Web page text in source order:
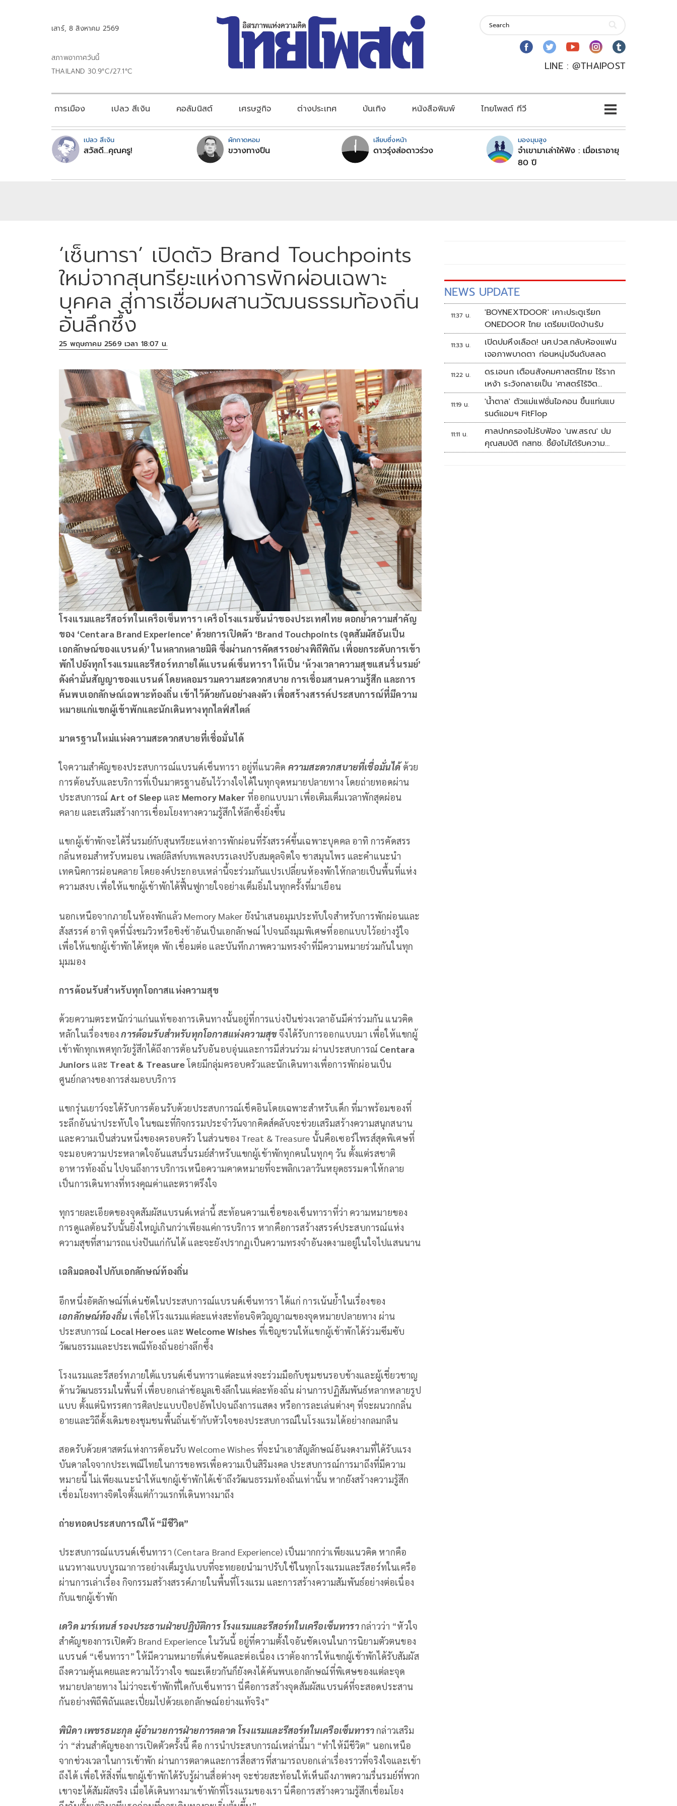
เสาร์, 8 สิงหาคม 2569
สภาพอากาศวันนี้
THAILAND 30.9°C/27.1°C
LINE : @THAIPOST
การเมือง เปลว สีเงิน คอลัมนิสต์ เศรษฐกิจ ต่างประเทศ บันเทิง หนังสือพิมพ์ ไทยโพสต์ ทีวี
เปลว สีเงิน
สวัสดี...คุณครู!
ผักกาดหอม
ขวางทางปืน
เสียบซึ่งหน้า
ดาวรุ่งส่อดาวร่วง
มองมุมสูง
จำเขามาเล่าให้ฟัง : เมื่อเราอายุ
80 ปี
‘เซ็นทารา’ เปิดตัว Brand Touchpoints
ใหม่จากสุนทรียะแห่งการพักผ่อนเฉพาะ
บุคคล สู่การเชื่อมผสานวัฒนธรรมท้องถิ่น
อันลึกซึ้ง
25 พฤษภาคม 2569 เวลา 18:07 น.
โรงแรมและรีสอร์ทในเครือเซ็นทารา เครือโรงแรมชั้นนำของประเทศไทย ตอกย้ำความสำคัญ
ของ ‘Centara Brand Experience’ ด้วยการเปิดตัว ‘Brand Touchpoints (จุดสัมผัสอันเป็น
เอกลักษณ์ของแบรนด์)’ ในหลากหลายมิติ ซึ่งผ่านการคัดสรรอย่างพิถีพิถัน เพื่อยกระดับการเข้า
พักไปยังทุกโรงแรมและรีสอร์ทภายใต้แบรนด์เซ็นทารา ให้เป็น ‘ห้วงเวลาความสุขแสนรื่นรมย์’
ดังคำมั่นสัญญาของแบรนด์ โดยหลอมรวมความสะดวกสบาย การเชื่อมสานความรู้สึก และการ
ค้นพบเอกลักษณ์เฉพาะท้องถิ่น เข้าไว้ด้วยกันอย่างลงตัว เพื่อสร้างสรรค์ประสบการณ์ที่มีความ
หมายแก่แขกผู้เข้าพักและนักเดินทางทุกไลฟ์สไตล์
มาตรฐานใหม่แห่งความสะดวกสบายที่เชื่อมั่นได้
ใจความสำคัญของประสบการณ์แบรนด์เซ็นทารา อยู่ที่แนวคิด ความสะดวกสบายที่เชื่อมั่นได้ด้วย
การต้อนรับและบริการที่เป็นมาตรฐานอันไว้วางใจได้ในทุกจุดหมายปลายทาง โดยถ่ายทอดผ่าน
ประสบการณ์ Art of Sleepและ Memory Maker ที่ออกแบบมา เพื่อเติมเต็มเวลาพักสุดผ่อน
คลาย และเสริมสร้างการเชื่อมโยงทางความรู้สึกให้ลึกซึ้งยิ่งขึ้น
แขกผู้เข้าพักจะได้รื่นรมย์กับสุนทรียะแห่งการพักผ่อนที่รังสรรค์ขึ้นเฉพาะบุคคล อาทิ การคัดสรร
กลิ่นหอมสำหรับหมอน เพลย์ลิสท์บทเพลงบรรเลงปรับสมดุลจิตใจ ชาสมุนไพร และคำแนะนำ
เทคนิคการผ่อนคลาย โดยองค์ประกอบเหล่านี้จะร่วมกันแปรเปลี่ยนห้องพักให้กลายเป็นพื้นที่แห่ง
ความสงบ เพื่อให้แขกผู้เข้าพักได้ฟื้นฟูกายใจอย่างเต็มอิ่มในทุกครั้งที่มาเยือน
นอกเหนือจากภายในห้องพักแล้ว Memory Maker ยังนำเสนอมุมประทับใจสำหรับการพักผ่อนและ
สังสรรค์ อาทิ จุดที่นั่งชมวิวหรือชิงช้าอันเป็นเอกลักษณ์ ไปจนถึงมุมพิเศษที่ออกแบบไว้อย่างรู้ใจ
เพื่อให้แขกผู้เข้าพักได้หยุด พัก เชื่อมต่อ และบันทึกภาพความทรงจำที่มีความหมายร่วมกันในทุก
มุมมอง
การต้อนรับสำหรับทุกโอกาสแห่งความสุข
ด้วยความตระหนักว่าแก่นแท้ของการเดินทางนั้นอยู่ที่การแบ่งปันช่วงเวลาอันมีค่าร่วมกัน แนวคิด
หลักในเรื่องของการต้อนรับสำหรับทุกโอกาสแห่งความสุข จึงได้รับการออกแบบมา เพื่อให้แขกผู้
เข้าพักทุกเพศทุกวัยรู้สึกได้ถึงการต้อนรับอันอบอุ่นและการมีส่วนร่วม ผ่านประสบการณ์ Centara
Juniors และ Treat & Treasureโดยมีกลุ่มครอบครัวและนักเดินทางเพื่อการพักผ่อนเป็น
ศูนย์กลางของการส่งมอบบริการ
แขกรุ่นเยาว์จะได้รับการต้อนรับด้วยประสบการณ์เช็คอินโดยเฉพาะสำหรับเด็ก ที่มาพร้อมของที่
ระลึกอันน่าประทับใจ ในขณะที่กิจกรรมประจำวันจากคิดส์คลับจะช่วยเสริมสร้างความสนุกสนาน
และความเป็นส่วนหนึ่งของครอบครัว ในส่วนของ Treat & Treasure นั้นคือเซอร์ไพรส์สุดพิเศษที่
จะมอบความประหลาดใจอันแสนรื่นรมย์สำหรับแขกผู้เข้าพักทุกคนในทุกๆ วัน ตั้งแต่รสชาติ
อาหารท้องถิ่น ไปจนถึงการบริการเหนือความคาดหมายที่จะพลิกเวลาวันหยุดธรรมดาให้กลาย
เป็นการเดินทางที่ทรงคุณค่าและตราตรึงใจ
ทุกรายละเอียดของจุดสัมผัสแบรนด์เหล่านี้ สะท้อนความเชื่อของเซ็นทาราที่ว่า ความหมายของ
การดูแลต้อนรับนั้นยิ่งใหญ่เกินกว่าเพียงแค่การบริการ หากคือการสร้างสรรค์ประสบการณ์แห่ง
ความสุขที่สามารถแบ่งปันแก่กันได้ และจะยังปรากฏเป็นความทรงจำอันงดงามอยู่ในใจไปแสนนาน
เฉลิมฉลองไปกับเอกลักษณ์ท้องถิ่น
อีกหนึ่งอัตลักษณ์ที่เด่นชัดในประสบการณ์แบรนด์เซ็นทารา ได้แก่ การเน้นย้ำในเรื่องของ
เอกลักษณ์ท้องถิ่น เพื่อให้โรงแรมแต่ละแห่งสะท้อนจิตวิญญาณของจุดหมายปลายทาง ผ่าน
ประสบการณ์ Local Heroesและ Welcome Wishes ที่เชิญชวนให้แขกผู้เข้าพักได้ร่วมซึมซับ
วัฒนธรรมและประเพณีท้องถิ่นอย่างลึกซึ้ง
โรงแรมและรีสอร์ทภายใต้แบรนด์เซ็นทาราแต่ละแห่งจะร่วมมือกับชุมชนรอบข้างและผู้เชี่ยวชาญ
ด้านวัฒนธรรมในพื้นที่ เพื่อบอกเล่าข้อมูลเชิงลึกในแต่ละท้องถิ่น ผ่านการปฏิสัมพันธ์หลากหลายรูป
แบบ ตั้งแต่นิทรรศการศิลปะแบบป๊อปอัพไปจนถึงการแสดง หรือการละเล่นต่างๆ ที่จะผนวกกลิ่น
อายและวิถีดั้งเดิมของชุมชนพื้นถิ่นเข้ากับหัวใจของประสบการณ์ในโรงแรมได้อย่างกลมกลืน
สอดรับด้วยศาสตร์แห่งการต้อนรับ Welcome Wishes ที่จะนำเอาสัญลักษณ์อันงดงามที่ได้รับแรง
บันดาลใจจากประเพณีไทยในการขอพรเพื่อความเป็นสิริมงคล ประสบการณ์การมาถึงที่มีความ
หมายนี้ ไม่เพียงแนะนำให้แขกผู้เข้าพักได้เข้าถึงวัฒนธรรมท้องถิ่นเท่านั้น หากยังสร้างความรู้สึก
เชื่อมโยงทางจิตใจตั้งแต่ก้าวแรกที่เดินทางมาถึง
ถ่ายทอดประสบการณ์ให้ “มีชีวิต”
ประสบการณ์แบรนด์เซ็นทารา (Centara Brand Experience) เป็นมากกว่าเพียงแนวคิด หากคือ
แนวทางแบบบูรณาการอย่างเต็มรูปแบบที่จะทยอยนำมาปรับใช้ในทุกโรงแรมและรีสอร์ทในเครือ
ผ่านการเล่าเรื่อง กิจกรรมสร้างสรรค์ภายในพื้นที่โรงแรม และการสร้างความสัมพันธ์อย่างต่อเนื่อง
กับแขกผู้เข้าพัก
เดวิด มาร์เทนส์ รองประธานฝ่ายปฏิบัติการ โรงแรมและรีสอร์ทในเครือเซ็นทารากล่าวว่า “หัวใจ
สำคัญของการเปิดตัว Brand Experience ในวันนี้ อยู่ที่ความตั้งใจอันชัดเจนในการนิยามตัวตนของ
แบรนด์ “เซ็นทารา” ให้มีความหมายที่เด่นชัดและต่อเนื่อง เราต้องการให้แขกผู้เข้าพักได้รับสัมผัส
ถึงความคุ้นเคยและความไว้วางใจ ขณะเดียวกันก็ยังคงได้ค้นพบเอกลักษณ์ที่พิเศษของแต่ละจุด
หมายปลายทาง ไม่ว่าจะเข้าพักที่ใดกับเซ็นทารา นี่คือการสร้างจุดสัมผัสแบรนด์ที่จะสอดประสาน
กันอย่างพิถีพิถันและเปี่ยมไปด้วยเอกลักษณ์อย่างแท้จริง”
พินิดา เพชรธนะกุล ผู้อำนวยการฝ่ายการตลาด โรงแรมและรีสอร์ทในเครือเซ็นทารากล่าวเสริม
ว่า “ส่วนสำคัญของการเปิดตัวครั้งนี้ คือ การนำประสบการณ์เหล่านี้มา “ทำให้มีชีวิต” นอกเหนือ
จากช่วงเวลาในการเข้าพัก ผ่านการตลาดและการสื่อสารที่สามารถบอกเล่าเรื่องราวที่จริงใจและเข้า
ถึงได้ เพื่อให้สิ่งที่แขกผู้เข้าพักได้รับรู้ผ่านสื่อต่างๆ จะช่วยสะท้อนให้เห็นถึงภาพความรื่นรมย์ที่พวก
เขาจะได้สัมผัสจริง เมื่อได้เดินทางมาเข้าพักที่โรงแรมของเรา นี่คือการสร้างความรู้สึกเชื่อมโยง
NEWS UPDATE
11:37 น.
'BOYNEXTDOOR' เคาะประตูเรียก
ONEDOOR ไทย เตรียมเปิดบ้านรับ
11:33 น.
เปิดปมหึงเลือด! นศ.ปวส.กลับห้องแฟน
เจอภาพบาดตา ก่อนหนุ่มจีนดับสลด
11:22 น.
ดร.เอนก เตือนสังคมศาสตร์ไทย ไร้ราก
เหง้า ระวังกลายเป็น 'ศาสตร์ไร้จิต
วิญญาณ'
11:19 น.
'น้ำตาล' ตัวแม่แฟชั่นไอคอน ขึ้นแท่นแบ
รนด์แอมฯ FitFlop
11:11 น.
ศาลปกครองไม่รับฟ้อง 'นพ.สรณ' ปม
คุณสมบัติ กสทช. ชี้ยังไม่ได้รับความ
เดือดร้อนเสียหาย